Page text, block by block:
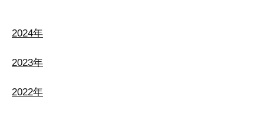
2024年
2023年
2022年